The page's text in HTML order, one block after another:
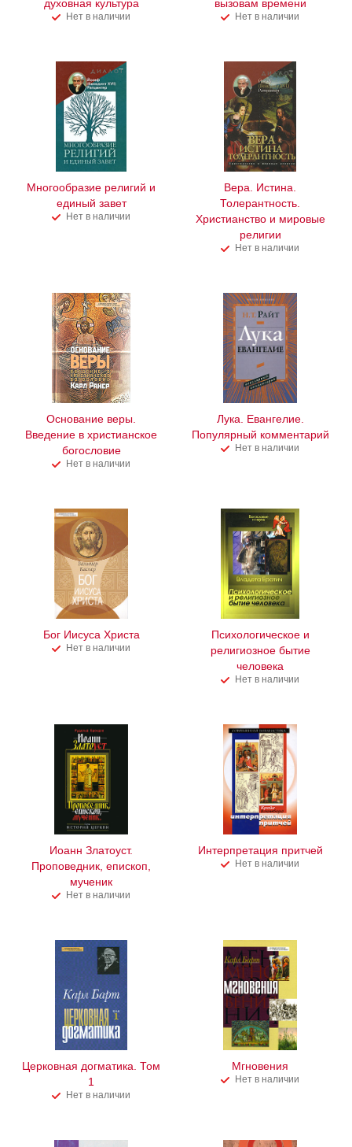
духовная культура
Нет в наличии
вызовам времени
Нет в наличии
Многообразие религий и
единый завет
Нет в наличии
Вера. Истина.
Толерантность.
Христианство и мировые
религии
Нет в наличии
Основание веры.
Введение в христианское
богословие
Нет в наличии
Лука. Евангелие.
Популярный комментарий
Нет в наличии
Бог Иисуса Христа
Нет в наличии
Психологическое и
религиозное бытие
человека
Нет в наличии
Иоанн Златоуст.
Проповедник, епископ,
мученик
Нет в наличии
Интерпретация притчей
Нет в наличии
Церковная догматика. Том
1
Нет в наличии
Мгновения
Нет в наличии